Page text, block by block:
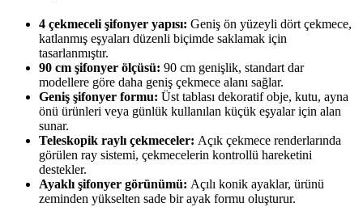
4 çekmeceli şifonyer yapısı: Geniş ön yüzeyli dört çekmece,
katlanmış eşyaları düzenli biçimde saklamak için
tasarlanmıştır.
90 cm şifonyer ölçüsü: 90 cm genişlik, standart dar
modellere göre daha geniş çekmece alanı sağlar.
Geniş şifonyer formu: Üst tablası dekoratif obje, kutu, ayna
önü ürünleri veya günlük kullanılan küçük eşyalar için alan
sunar.
Teleskopik raylı çekmeceler: Açık çekmece renderlarında
görülen ray sistemi, çekmecelerin kontrollü hareketini
destekler.
Ayaklı şifonyer görünümü: Açılı konik ayaklar, ürünü
zeminden yükselten sade bir ayak formu oluşturur.